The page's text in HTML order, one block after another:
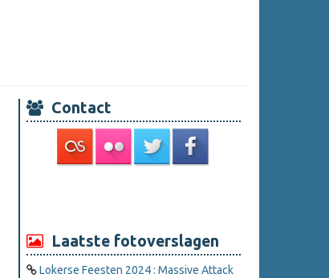
Contact
Laatste fotoverslagen
Lokerse Feesten 2024 : Massive Attack